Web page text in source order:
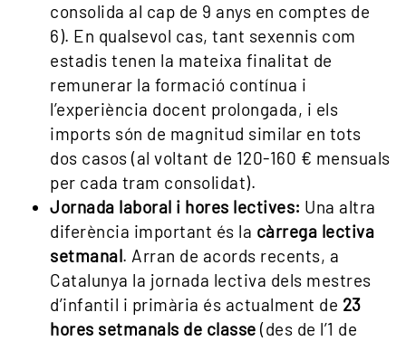
consolida al cap de 9 anys en comptes de
6). En qualsevol cas, tant sexennis com
estadis tenen la mateixa finalitat de
remunerar la formació contínua i
l’experiència docent prolongada, i els
imports són de magnitud similar en tots
dos casos (al voltant de 120-160 € mensuals
per cada tram consolidat).
Jornada laboral i hores lectives: Una altra
diferència important és la càrrega lectiva
setmanal. Arran de acords recents, a
Catalunya la jornada lectiva dels mestres
d’infantil i primària és actualment de 23
hores setmanals de classe (des de l’1 de